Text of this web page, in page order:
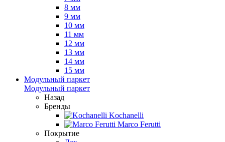
8 мм
9 мм
10 мм
11 мм
12 мм
13 мм
14 мм
15 мм
Модульный паркет
Модульный паркет
Назад
Бренды
Kochanelli
Marco Ferutti
Покрытие